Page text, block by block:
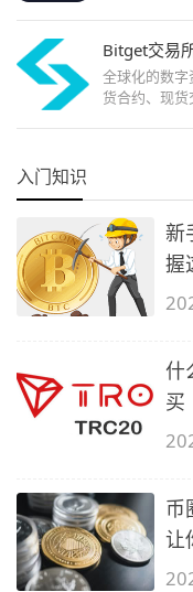
Bitget交易
全球化的数
货合约、现货
入门知识
新
握
什
买
币
让